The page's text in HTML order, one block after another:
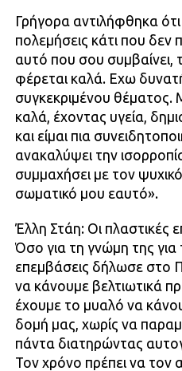
Γρήγορα αντιλήφθηκα
πολεμήσεις κάτι που δεν
αυτό που σου συμβαίνει,
φέρεται καλά. Εχω
συγκεκριμένου
καλά, έχοντας υγεία,
και είμαι πια
ανακαλύψει την
συμμαχήσει με τον
σωματικό μου εαυτό».
Έλλη Στάη: Οι πλαστικές
Όσο για τη γνώμη της για
επεμβάσεις δήλωσε
να κάνουμε βελτιωτικά
έχουμε το μυαλό να
δομή μας, χωρίς να
πάντα διατηρώντας
Τον χρόνο πρέπει να τον